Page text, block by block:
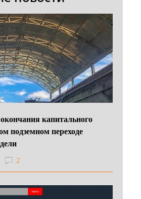
капитального
подземном переходе
2